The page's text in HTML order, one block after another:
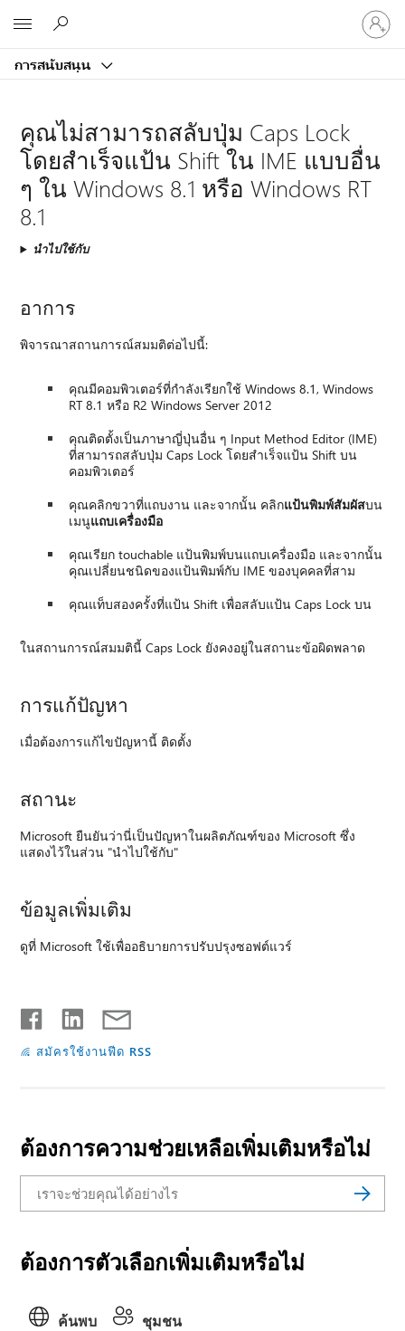
การสนับสนุน
ลงชื่อ
เข้า
บัญชี
คุณไม่สามารถสลับปุ่ม Caps Lock
โดยสำเร็จแป้น Shift ใน IME แบบอื่น
ๆ ใน Windows 8.1 หรือ Windows RT
8.1
นำไปใช้กับ
อาการ
พิจารณาสถานการณ์สมมติต่อไปนี้:
คุณมีคอมพิวเตอร์ที่กำลังเรียกใช้ Windows 8.1, Windows
RT 8.1 หรือ R2 Windows Server 2012
คุณติดตั้งเป็นภาษาญี่ปุ่นอื่น ๆ Input Method Editor (IME)
ที่สามารถสลับปุ่ม Caps Lock โดยสำเร็จแป้น Shift บน
คอมพิวเตอร์
คุณคลิกขวาที่แถบงาน และจากนั้น คลิกแป้นพิมพ์สัมผัสบน
เมนูแถบเครื่องมือ
คุณเรียก touchable แป้นพิมพ์บนแถบเครื่องมือ และจากนั้น
คุณเปลี่ยนชนิดของแป้นพิมพ์กับ IME ของบุคคลที่สาม
คุณแท็บสองครั้งที่แป้น Shift เพื่อสลับแป้น Caps Lock บน
ในสถานการณ์สมมตินี้ Caps Lock ยังคงอยู่ในสถานะข้อผิดพลาด
การแก้ปัญหา
เมื่อต้องการแก้ไขปัญหานี้ ติดตั้ง
สถานะ
Microsoft ยืนยันว่านี่เป็นปัญหาในผลิตภัณฑ์ของ Microsoft ซึ่ง
แสดงไว้ในส่วน "นำไปใช้กับ"
ข้อมูลเพิ่มเติม
ดูที่ Microsoft ใช้เพื่ออธิบายการปรับปรุงซอฟต์แวร์
สมัครใช้งานฟีด RSS
ต้องการความช่วยเหลือเพิ่มเติมหรือไม่
ต้องการตัวเลือกเพิ่มเติมหรือไม่
ค้นพบ ชุมชน